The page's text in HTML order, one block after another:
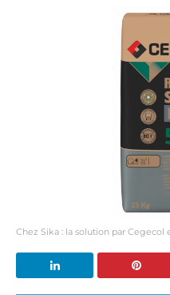
Chez Sika : la solution par Cegecol